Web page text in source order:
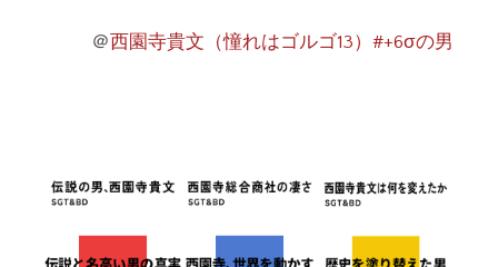
＠西園寺貴文（憧れはゴルゴ13）#+6σの男